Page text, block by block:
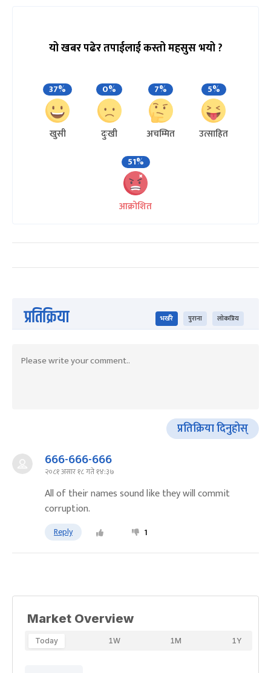
यो खबर पढेर तपाईलाई कस्तो महसुस भयो ?
37%
खुसी
0%
दुःखी
7%
अचम्मित
5%
उत्साहित
51%
आक्रोशित
प्रतिक्रिया भर्खरै पुराना लोकप्रिय
प्रतिक्रिया दिनुहोस्
666-666-666
२०८१ असार १८ गते १४:३७
All of their names sound like they will commit
corruption.
Reply 1